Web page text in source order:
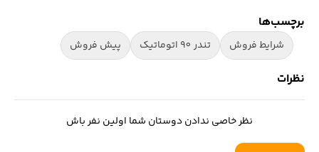
برچسب‌ها
شرایط فروش تندر 90 اتوماتیک پیش فروش
نظرات
نظر خاصی ندادن دوستان شما اولین نفر باش